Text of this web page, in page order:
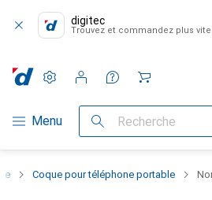
digitec
Trouvez et commandez plus vite
Navigation par catégorie
Menu Recherche
Paramètres
Compte client
Listes de comparaison
Listes d'envies
Panier
Coque pour téléphone portable